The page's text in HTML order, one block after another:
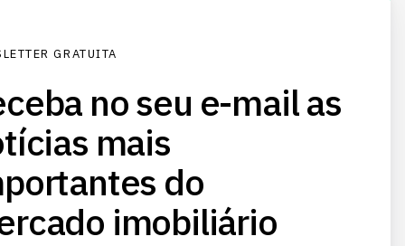
GRATUITA
no seu e-mail as
mais
do
imobiliário